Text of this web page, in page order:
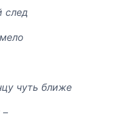
след
чуть ближе
–